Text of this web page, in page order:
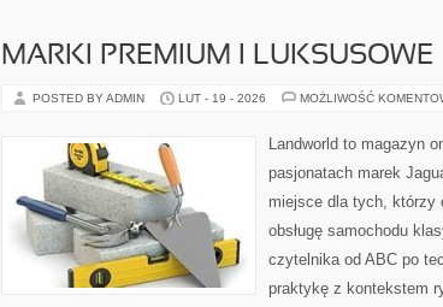
MARKI PREMIUM I LUKSUSOWE
POSTED BY ADMIN LUT - 19 - 2026 MOŻLIWOŚĆ
Landworld to magazyn
pasjonatach marek
miejsce dla tych, którzy
obsługę samochodu
czytelnika od ABC po
praktykę z kontekstem